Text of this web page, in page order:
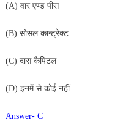
(A) वार एण्ड पीस
(B) सोसल कान्ट्रेक्ट
(C) दास कैपिटल
(D) इनमें से कोई नहीं
Answer- C